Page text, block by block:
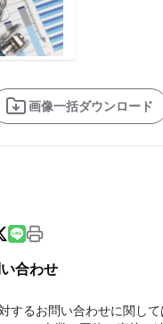
画像一括ダウンロード
合わせ
するお問い合わせに関し